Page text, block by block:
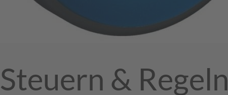
Steuern & Regeln